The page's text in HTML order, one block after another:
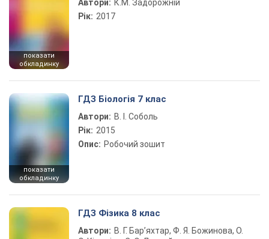
показати
обкладинку
Автори: К.М. Задорожній
Рік: 2017
показати
обкладинку
ГДЗ Біологія 7 клас
Автори: В. І. Соболь
Рік: 2015
Опис: Робочий зошит
ГДЗ Фізика 8 клас
Автори: В. Г. Бар’яхтар, Ф. Я. Божинова, О.